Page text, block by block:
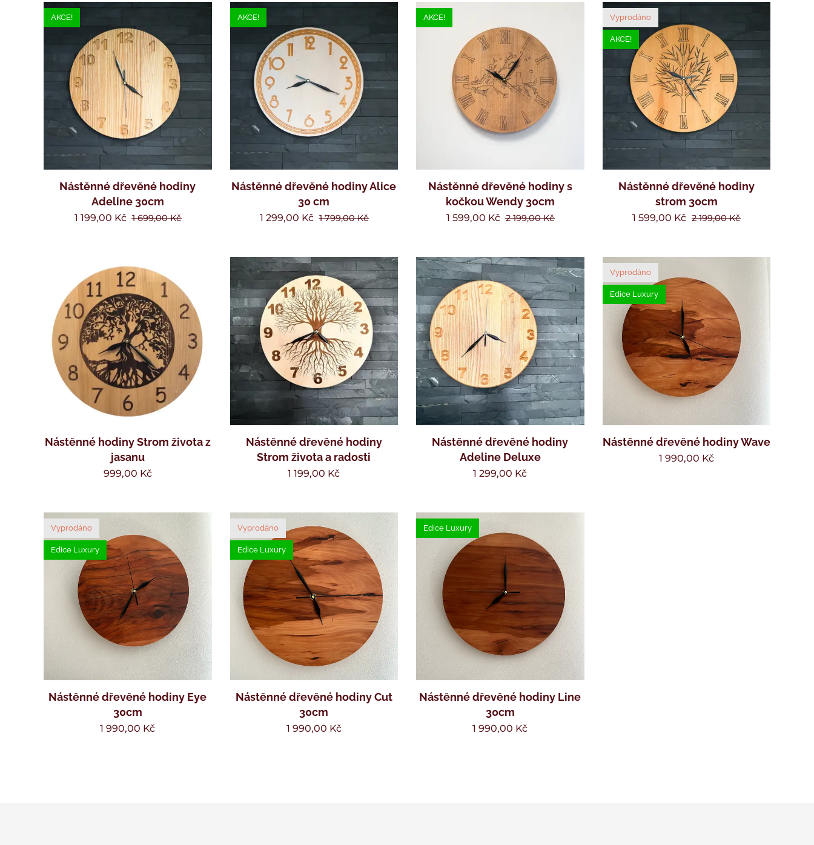
Nástěnné dřevěné hodiny
Adeline 30cm
AKCE!
1 199,00 Kč 1 699,00Kč
Nástěnné dřevěné hodiny Alice
30 cm
AKCE!
1 299,00 Kč 1 799,00Kč
Nástěnné dřevěné hodiny s
kočkou Wendy 30cm
AKCE!
1 599,00 Kč 2 199,00Kč
Nástěnné dřevěné hodiny
strom 30cm
Vyprodáno
AKCE!
1 599,00 Kč 2 199,00Kč
Nástěnné hodiny Strom života z
jasanu
999,00 Kč
Nástěnné dřevěné hodiny
Strom života a radosti
1 199,00 Kč
Nástěnné dřevěné hodiny
Adeline Deluxe
1 299,00 Kč
Nástěnné dřevěné hodiny Wave
Vyprodáno
Edice Luxury
1 990,00 Kč
Nástěnné dřevěné hodiny Eye
30cm
Vyprodáno
Edice Luxury
1 990,00 Kč
Nástěnné dřevěné hodiny Cut
30cm
Vyprodáno
Edice Luxury
1 990,00 Kč
Nástěnné dřevěné hodiny Line
30cm
Edice Luxury
1 990,00 Kč